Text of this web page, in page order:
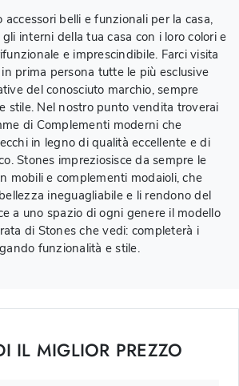
belli e funzionali per la casa,
interni della tua casa con i loro colori e
e imprescindibile. Farci visita
prima persona tutte le più esclusive
del conosciuto marchio, sempre
stile. Nel nostro punto vendita troverai
di Complementi moderni che
in legno di qualità eccellente e di
Stones impreziosisce da sempre le
mobili e complementi modaioli, che
ineguagliabile e li rendono del
a uno spazio di ogni genere il modello
di Stones che vedi: completerà i
funzionalità e stile.
IL MIGLIOR PREZZO